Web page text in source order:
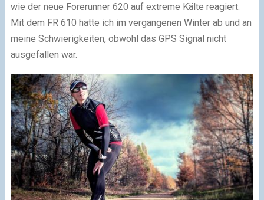
wie der neue Forerunner 620 auf extreme Kälte reagiert.
Mit dem FR 610 hatte ich im vergangenen Winter ab und an
meine Schwierigkeiten, obwohl das GPS Signal nicht
ausgefallen war.